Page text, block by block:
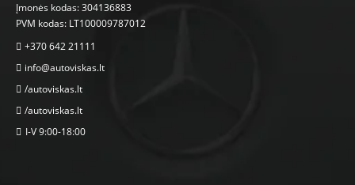
Įmonės kodas: 304136883
PVM kodas: LT100009787012
+370 642 21111
info@autoviskas.lt
/autoviskas.lt
/autoviskas.lt
I-V 9:00-18:00